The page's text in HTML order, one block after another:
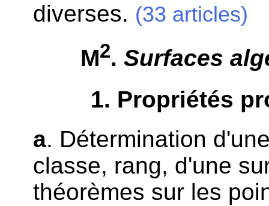
diverses. (33 articles)
M2. Surfaces
1. Propriétés
a. Détermination
classe, rang, d'une
théorèmes sur les